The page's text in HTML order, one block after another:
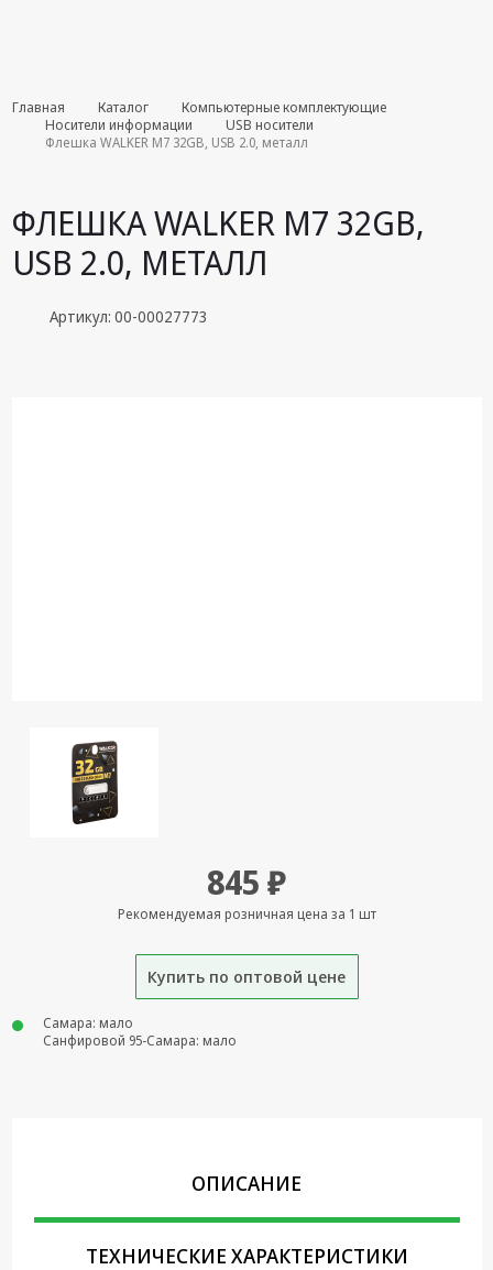
Комплекты
августа
Android TV
приставки
Сетевые
Сетевое
оборудование
Шнуры,
аксессуары и
Аудиотехника
Крепеж,
Инструменты
оборудование и
Телефония
Главная Каталог
Компьютерные комплектующие
Носители информации
USB носители
Флешка WALKER M7 32GB, USB 2.0, металл
ФЛЕШКА WALKER M7 32GB,
USB 2.0, МЕТАЛЛ
Артикул: 00-00027773
845 ₽
Рекомендуемая розничная цена за 1 шт
Купить по оптовой цене
Самара: мало
Санфировой 95-Самара: мало
ОПИСАНИЕ
ТЕХНИЧЕСКИЕ ХАРАКТЕРИСТИКИ